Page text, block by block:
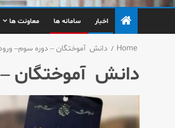
اخبار سامانه ها معاونت ها
Home دانش آموختگان – دوره سوم– ورودی
دانش آموختگان –